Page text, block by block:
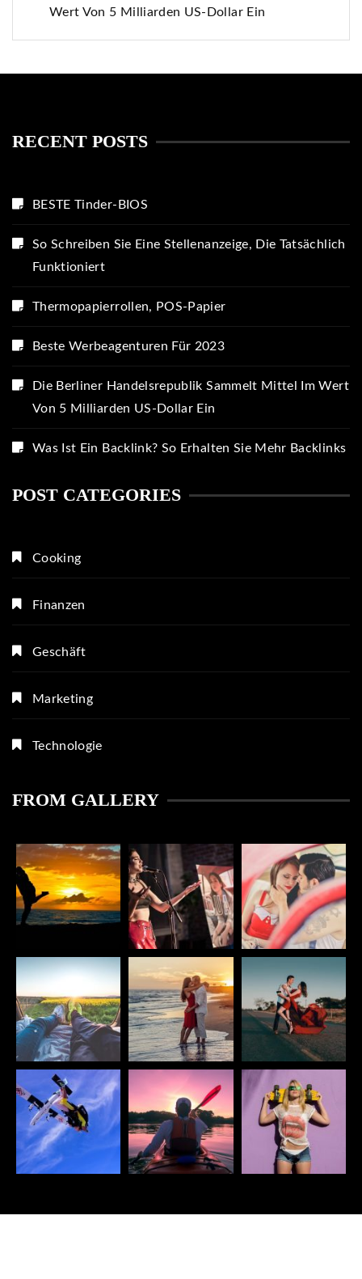
Wert Von 5 Milliarden US-Dollar Ein
RECENT POSTS
BESTE Tinder-BIOS
So Schreiben Sie Eine Stellenanzeige, Die Tatsächlich
Funktioniert
Thermopapierrollen, POS-Papier
Beste Werbeagenturen Für 2023
Die Berliner Handelsrepublik Sammelt Mittel Im Wert
Von 5 Milliarden US-Dollar Ein
Was Ist Ein Backlink? So Erhalten Sie Mehr Backlinks
POST CATEGORIES
Cooking
Finanzen
Geschäft
Marketing
Technologie
FROM GALLERY